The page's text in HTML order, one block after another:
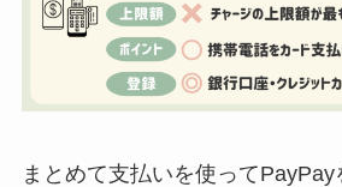
まとめて支払いを使ってPayPay